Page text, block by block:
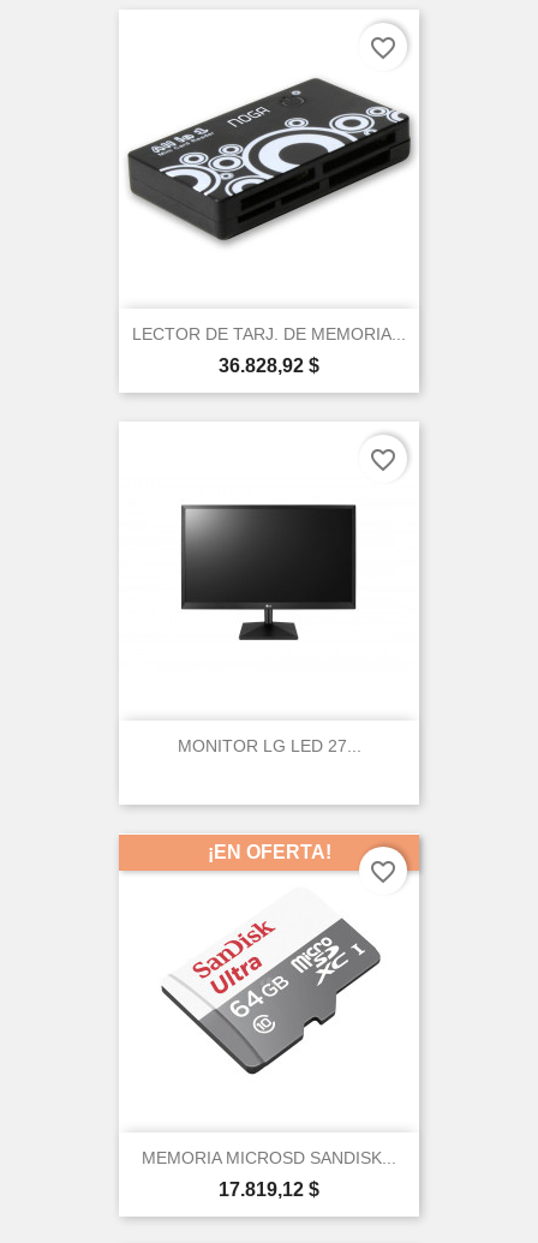
LECTOR DE TARJ. DE MEMORIA...
Precio
36.828,92 $
favorite_border
MONITOR LG LED 27...
favorite_border
MEMORIA MICROSD SANDISK...
Precio
17.819,12 $
¡EN OFERTA!
favorite_border
Create wishlist